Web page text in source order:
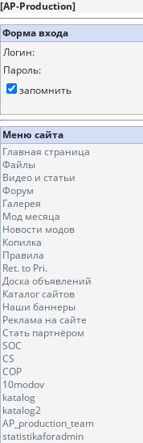
[AP-Production]
Форма входа
Логин:
Пароль:
запомнить
Меню сайта
Главная страница
Файлы
Видео и статьи
Форум
Галерея
Мод месяца
Новости модов
Копилка
Правила
Ret. to Pri.
Доска объявлений
Каталог сайтов
Наши баннеры
Реклама на сайте
Стать партнёром
SOC
CS
COP
10modov
katalog
katalog2
AP_production_team
statistikaforadmin